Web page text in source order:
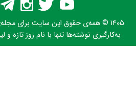
۱۴۰۵ © همه‌ی حقوق این سایت برای
به‌کارگیری نوشته‌ها تنها با نام روز تازه